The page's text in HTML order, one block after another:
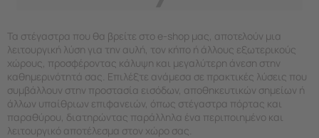
Τα στέγαστρα που θα βρείτε στο e-shop μας, αποτελούν μια
λειτουργική λύση για την αυλή, τον κήπο ή άλλους εξωτερικούς
χώρους, προσφέροντας κάλυψη και μεγαλύτερη άνεση στην
καθημερινότητά σας. Επιλέξτε ανάμεσα σε πρακτικές λύσεις που
συμβάλλουν στην προστασία εισόδων, αποθηκευτικών σημείων ή
άλλων υπαίθριων επιφανειών, όπως στέγαστρα πόρτας και
παραθύρου, διατηρώντας παράλληλα ένα περιποιημένο και
λειτουργικό αποτέλεσμα στον χώρο σας.